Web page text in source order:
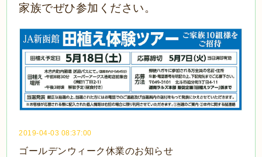
家族でぜひ参加ください。
2019-04-03 08:37:00
ゴールデンウィーク休業のお知らせ